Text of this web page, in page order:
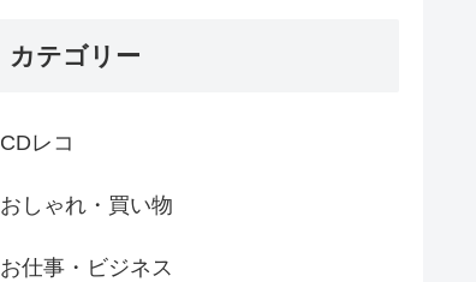
カテゴリー
CDレコ
おしゃれ・買い物
お仕事・ビジネス